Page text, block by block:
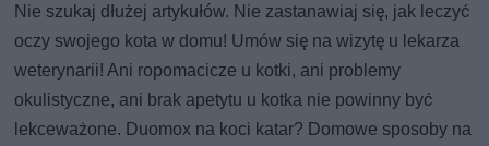
Nie szukaj dłużej artykułów. Nie zastanawiaj się, jak leczyć
oczy swojego kota w domu! Umów się na wizytę u lekarza
weterynarii! Ani ropomacicze u kotki, ani problemy
okulistyczne, ani brak apetytu u kotka nie powinny być
lekceważone. Duomox na koci katar? Domowe sposoby na